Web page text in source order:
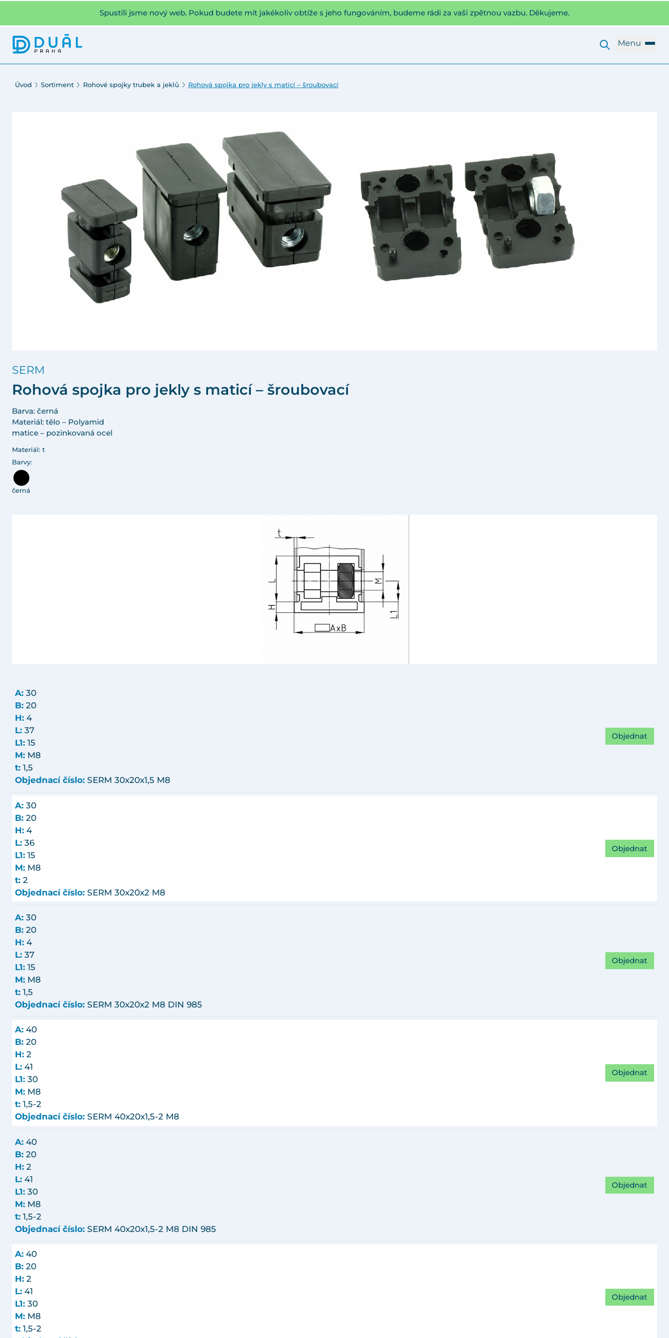
Spustili jsme nový web. Pokud budete mít jakékoliv obtíže s jeho fungováním, budeme rádi za vaši zpětnou vazbu. Děkujeme.
Menu
Úvod Sortiment Rohové spojky trubek a jeklů Rohová spojka pro jekly s maticí – šroubovací
SERM
Rohová spojka pro jekly s maticí – šroubovací
Barva: černá
Materiál: tělo – Polyamid
matice – pozinkovaná ocel
Materiál: t
Barvy:
černá
A: 30
B: 20
H: 4
L: 37
L1: 15
M: M8
t: 1,5
Objednací číslo: SERM 30x20x1,5 M8
Objednat
A: 30
B: 20
H: 4
L: 36
L1: 15
M: M8
t: 2
Objednací číslo: SERM 30x20x2 M8
Objednat
A: 30
B: 20
H: 4
L: 37
L1: 15
M: M8
t: 1,5
Objednací číslo: SERM 30x20x2 M8 DIN 985
Objednat
A: 40
B: 20
H: 2
L: 41
L1: 30
M: M8
t: 1,5-2
Objednací číslo: SERM 40x20x1,5-2 M8
Objednat
A: 40
B: 20
H: 2
L: 41
L1: 30
M: M8
t: 1,5-2
Objednací číslo: SERM 40x20x1,5-2 M8 DIN 985
Objednat
A: 40
B: 20
H: 2
L: 41
L1: 30
M: M8
t: 1,5-2
Objednat